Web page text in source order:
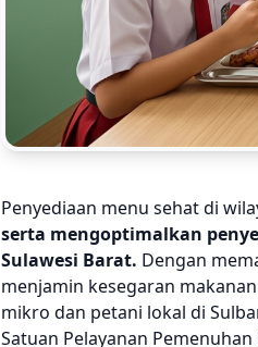
Penyediaan menu sehat di
serta mengoptimalkan
Sulawesi Barat. Dengan
menjamin kesegaran
mikro dan petani lokal di
Satuan Pelayanan Pemenuhan